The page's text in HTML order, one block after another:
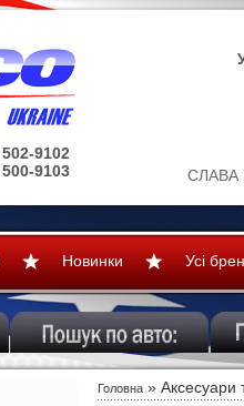
9102
9103
СЛАВА
Новинки Усі
Головна » Аксесуари